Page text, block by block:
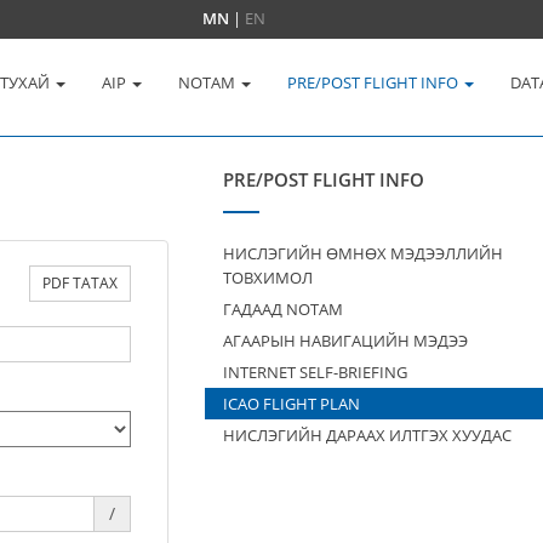
MN | EN
AIP NOTAM PRE/POST FLIGHT INFO
PDF ТАТАХ
/
PRE/POST FLIGHT INFO
НИСЛЭГИЙН ӨМНӨХ МЭДЭЭЛЛИЙН
ТОВХИМОЛ
ГАДААД NOTAM
АГААРЫН НАВИГАЦИЙН МЭДЭЭ
INTERNET SELF-BRIEFING
ICAO FLIGHT PLAN
НИСЛЭГИЙН ДАРААХ ИЛТГЭХ ХУУДАС